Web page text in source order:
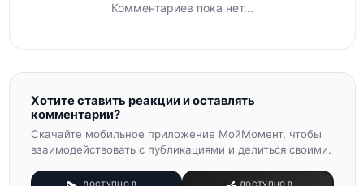
Комментариев пока нет...
Хотите ставить реакции и оставлять
комментарии?
Скачайте мобильное приложение МойМомент, чтобы
взаимодействовать с публикациями и делиться своими.
ДОСТУПНО В ДОСТУПНО В